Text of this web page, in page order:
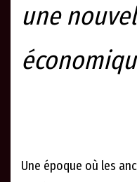
une
Une époque où les